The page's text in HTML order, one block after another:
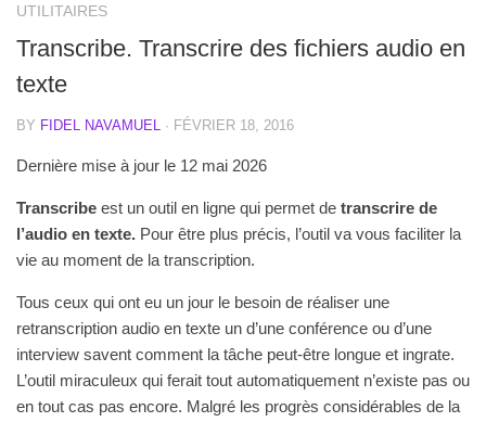
UTILITAIRES
Transcribe. Transcrire des fichiers audio en
texte
BY FIDEL NAVAMUEL · FÉVRIER 18, 2016
Dernière mise à jour le 12 mai 2026
Transcribe est un outil en ligne qui permet de transcrire de
l’audio en texte. Pour être plus précis, l’outil va vous faciliter la
vie au moment de la transcription.
Tous ceux qui ont eu un jour le besoin de réaliser une
retranscription audio en texte un d’une conférence ou d’une
interview savent comment la tâche peut-être longue et ingrate.
L’outil miraculeux qui ferait tout automatiquement n’existe pas ou
en tout cas pas encore. Malgré les progrès considérables de la